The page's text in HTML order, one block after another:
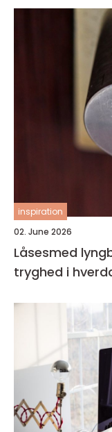
inspiration
02. June 2026
Låsesmed lyngby sikkerhed,
tryghed i